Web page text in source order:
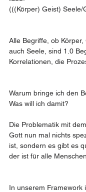
(((Körper) Geist) Seele/
Alle Begriffe, ob
auch Seele, sind 1.0
Korrelationen, die
Warum bringe ich den
Was will ich damit?
Die Problematik mit
Gott nun mal nichts
ist, sondern es gibt es
der ist für alle
In unserem Framework